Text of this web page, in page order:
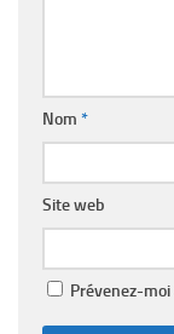
Nom *
Site web
Prévenez-